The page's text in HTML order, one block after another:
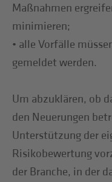
Maßnahmen
minimieren;
• alle Vorfälle
gemeldet werden.
Um abzuklären, ob
den Neuerungen
Unterstützung der
Risikobewertung
der Branche, in der